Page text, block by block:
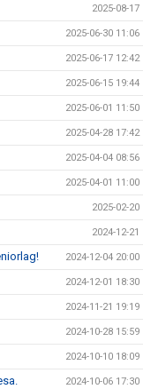
2025-08-17
2025-06-30 11:06
2025-06-17 12:42
2025-06-15 19:44
2025-06-01 11:50
2025-04-28 17:42
2025-04-04 08:56
2025-04-01 11:00
2025-02-20
2024-12-21
2024-12-04 20:00
2024-12-01 18:30
2024-11-21 19:19
2024-10-28 15:59
2024-10-10 18:09
2024-10-06 17:30